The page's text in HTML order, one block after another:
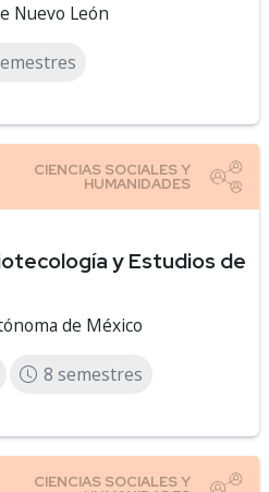
Nuevo León
y Estudios de
de México
8 semestres